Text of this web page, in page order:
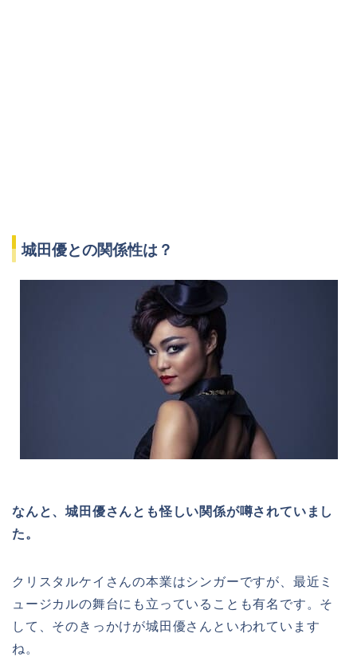
城田優との関係性は？
なんと、城田優さんとも怪しい関係が噂されていまし
た。
クリスタルケイさんの本業はシンガーですが、最近ミ
ュージカルの舞台にも立っていることも有名です。そ
して、そのきっかけが城田優さんといわれています
ね。